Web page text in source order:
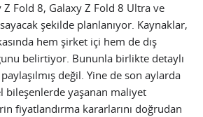
Fold 8, Galaxy Z Fold 8 Ultra ve
şekilde planlanıyor. Kaynaklar,
hem şirket içi hem de dış
belirtiyor. Bununla birlikte detaylı
değil. Yine de son aylarda
bileşenlerde yaşanan maliyet
fiyatlandırma kararlarını doğrudan